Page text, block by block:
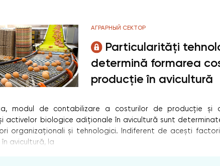
АГРАРНЫЙ СЕКТОР
Particularități
determină formarea
producție în avicultură
modul de contabilizare a costurilor de producție și
activelor biologice adiționale în avicultură sunt
organizaționali și tehnologici. Indiferent de acești
avicultură, la